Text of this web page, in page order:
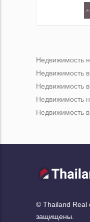
Недвижимость
Недвижимость
Недвижимость в
Недвижимость
Недвижимость
© Thailand Real
защищены.